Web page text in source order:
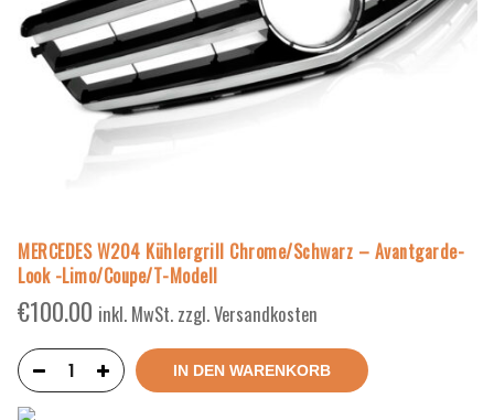
MERCEDES W204 Kühlergrill Chrome/Schwarz – Avantgarde-
Look -Limo/Coupe/T-Modell
€100.00 inkl. MwSt. zzgl. Versandkosten
IN DEN WARENKORB